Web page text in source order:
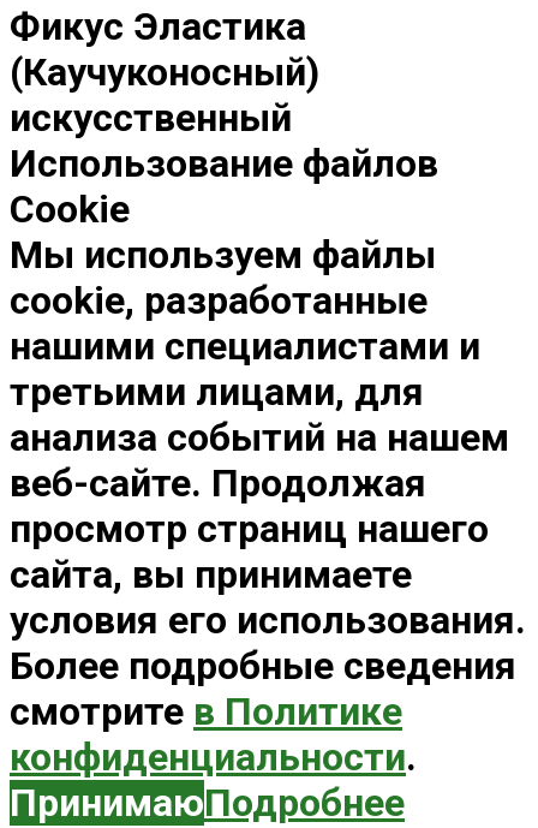
Фикус Эластика
(Каучуконосный)
искусственный
Использование файлов
Cookie
Мы используем файлы
cookie, разработанные
нашими специалистами и
третьими лицами, для
анализа событий на нашем
веб-сайте. Продолжая
просмотр страниц нашего
сайта, вы принимаете
условия его использования.
Более подробные сведения
смотрите в Политике
конфиденциальности.
ПринимаюПодробнее